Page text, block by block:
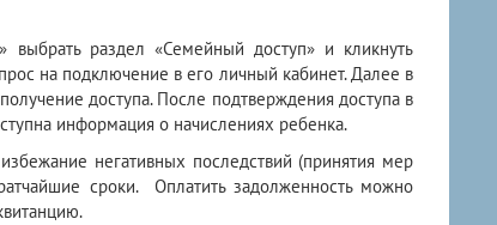
раздел «Семейный доступ» и кликнуть
на подключение в его личный кабинет. Далее в
доступа. После подтверждения доступа в
информация о начислениях ребенка.
негативных последствий (принятия мер
сроки. Оплатить задолженность можно